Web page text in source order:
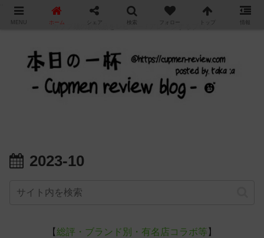
カップ麺の新商品をレビュー / アレンジするブログ
2023-10
【総評・ブランド別・有名店コラボ等 】
MENU ホーム シェア 検索 フォロー トップ 情報